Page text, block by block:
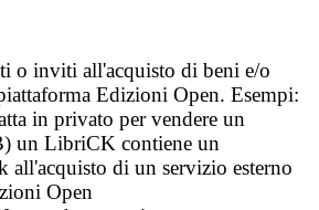
o inviti all'acquisto di beni e/o
Edizioni Open. Esempi:
in privato per vendere un
un LibriCK contiene un
di un servizio esterno
Open